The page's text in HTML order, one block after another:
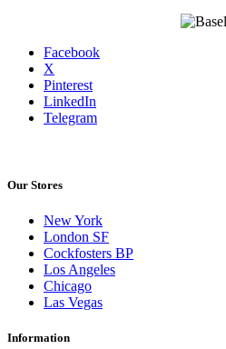
Facebook
X
Pinterest
LinkedIn
Telegram
Our Stores
New York
London SF
Cockfosters BP
Los Angeles
Chicago
Las Vegas
Information